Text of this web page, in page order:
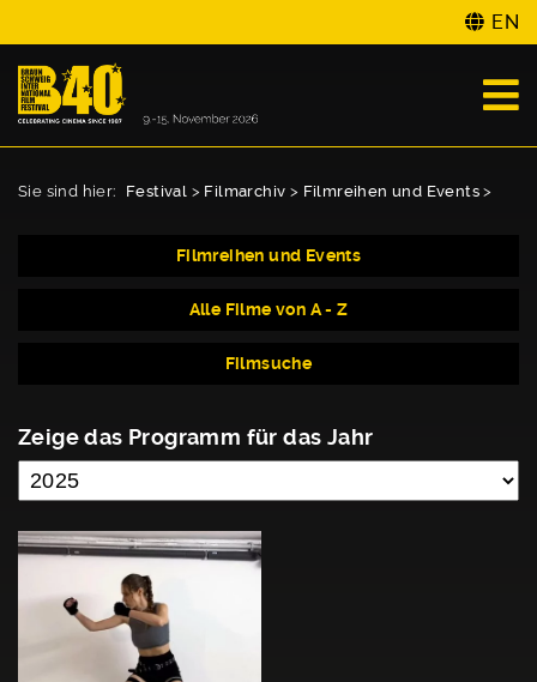
EN
Sie sind hier: Festival > Filmarchiv > Filmreihen und Events >
Filmreihen und Events
Alle Filme von A - Z
Filmsuche
Zeige das Programm für das Jahr